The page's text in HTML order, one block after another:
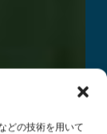
どの技術を用いて